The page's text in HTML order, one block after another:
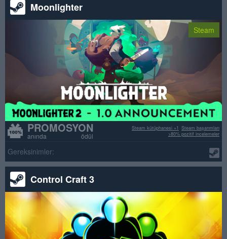
Moonlighter
Steam
PROMOSYON
anında ödül
Steam başarımları
Steam kütüphanesi +1
>80% pozitif incelemeler
Gereksinimler:
Control Craft 3